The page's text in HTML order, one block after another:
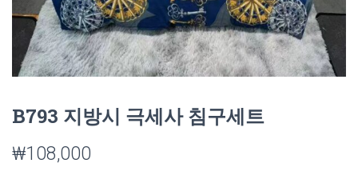
B793 지방시 극세사 침구세트
₩108,000